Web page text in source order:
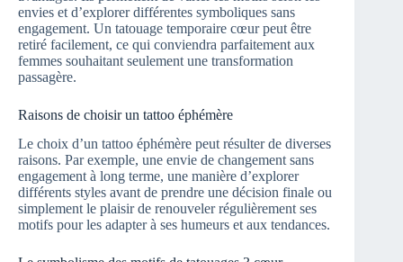
envies et d’explorer différentes symboliques sans
engagement. Un tatouage temporaire cœur peut être
retiré facilement, ce qui conviendra parfaitement aux
femmes souhaitant seulement une transformation
passagère.
Raisons de choisir un tattoo éphémère
Le choix d’un tattoo éphémère peut résulter de diverses
raisons. Par exemple, une envie de changement sans
engagement à long terme, une manière d’explorer
différents styles avant de prendre une décision finale ou
simplement le plaisir de renouveler régulièrement ses
motifs pour les adapter à ses humeurs et aux tendances.